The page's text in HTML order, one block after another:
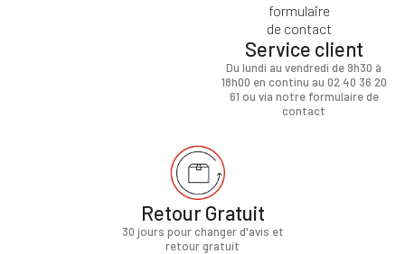
Service client
Du lundi au vendredi de 9h30 à
18h00 en continu au 02 40 36 20
61 ou via notre formulaire de
contact
Retour Gratuit
30 jours pour changer d'avis et
retour gratuit